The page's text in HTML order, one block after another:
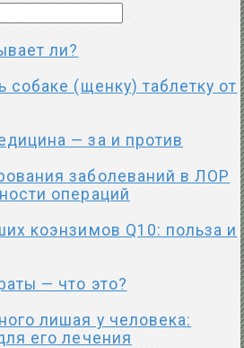
ли?
собаке (щенку) таблетку от
— за и против
заболеваний в ЛОР
операций
коэнзимов Q10: польза и
— что это?
лишая у человека:
его лечения